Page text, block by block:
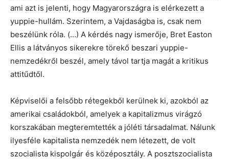
ami azt is jelenti, hogy Magyarországra is elérkezett a
yuppie-hullám. Szerintem, a Vajdaságba is, csak nem
beszélünk róla. (…) A kérdés nagy ismerője, Bret Easton
Ellis a látványos sikerekre törekő beszari yuppie-
nemzedékről beszél, amely távol tartja magát a kritikus
attitűdtől.
Képviselői a felsőbb rétegekből kerülnek ki, azokból az
amerikai családokból, amelyek a kapitalizmus virágzó
korszakában megteremtették a jóléti társadalmat. Nálunk
ilyesféle kapitalista nemzedék nem létezett, de volt
szocialista kispolgár és középosztály. A posztszocialista